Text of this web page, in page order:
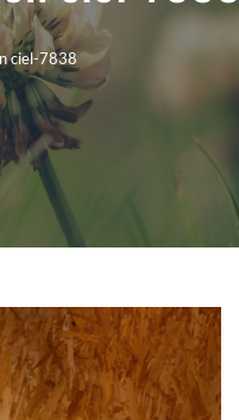
ciel-7838